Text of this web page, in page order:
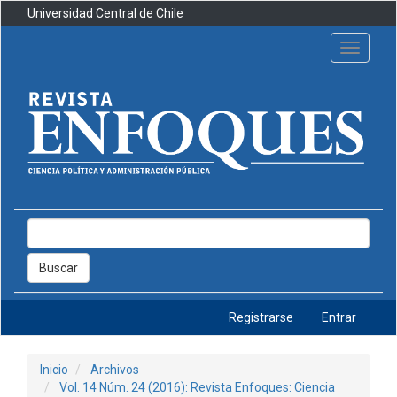
Navegación
principal
lateral
Universidad Central de Chile
Toggle
Buscar
Registrarse Entrar
Inicio
Archivos
Vol. 14 Núm. 24 (2016): Revista Enfoques: Ciencia